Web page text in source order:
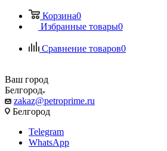
Корзина0
Избранные товары0
Сравнение товаров0
Ваш город
Белгород
zakaz@petroprime.ru
Белгород
Telegram
WhatsApp